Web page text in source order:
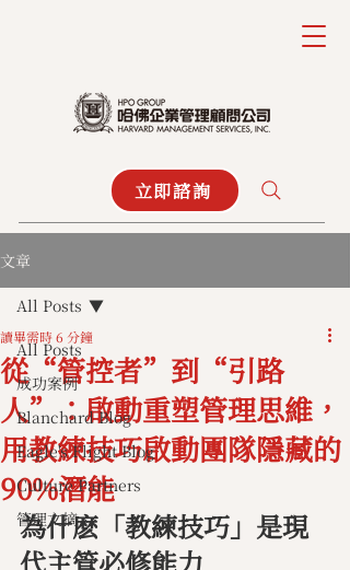
立即諮詢
文章
All Posts
成功案例
Blanchard Blog
Eagle's Flight Blog
Culture Partners
管理文摘
All Posts
從“管控者”到“引路
人”：啟動重塑管理思維，
用教練技巧啟動團隊隱藏的
90%潛能
讀畢需時 6 分鐘
為什麽「教練技巧」是現
代主管必修能力